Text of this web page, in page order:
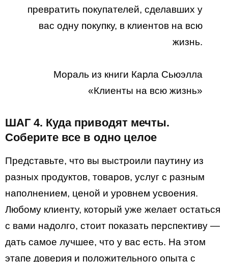
превратить покупателей, сделавших у
вас одну покупку, в клиентов на всю
жизнь.
Мораль из книги Карла Сьюэлла
«Клиенты на всю жизнь»
ШАГ 4. Куда приводят мечты.
Соберите все в одно целое
Представьте, что вы выстроили паутину из
разных продуктов, товаров, услуг с разным
наполнением, ценой и уровнем усвоения.
Любому клиенту, который уже желает остаться
с вами надолго, стоит показать перспективу —
дать самое лучшее, что у вас есть. На этом
этапе доверия и положительного опыта с